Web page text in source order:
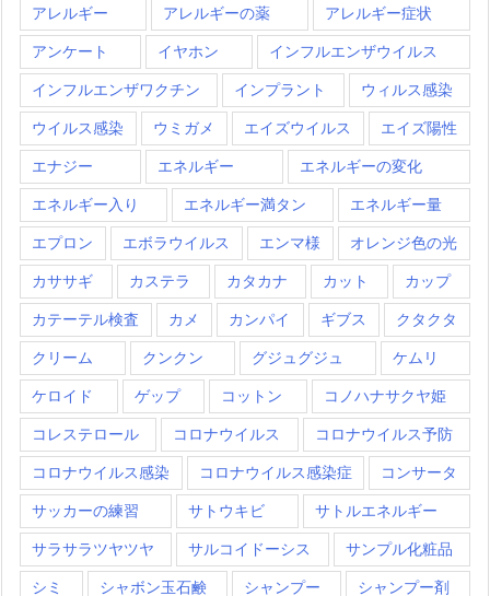
アレルギー アレルギーの薬 アレルギー症状
アンケート イヤホン インフルエンザウイルス
インフルエンザワクチン インプラント ウィルス感染
ウイルス感染 ウミガメ エイズウイルス エイズ陽性
エナジー エネルギー エネルギーの変化
エネルギー入り エネルギー満タン エネルギー量
エプロン エボラウイルス エンマ様 オレンジ色の光
カササギ カステラ カタカナ カット カップ
カテーテル検査 カメ カンパイ ギブス クタクタ
クリーム クンクン グジュグジュ ケムリ
ケロイド ゲップ コットン コノハナサクヤ姫
コレステロール コロナウイルス コロナウイルス予防
コロナウイルス感染 コロナウイルス感染症 コンサータ
サッカーの練習 サトウキビ サトルエネルギー
サラサラツヤツヤ サルコイドーシス サンプル化粧品
シミ シャボン玉石鹸 シャンプー シャンプー剤